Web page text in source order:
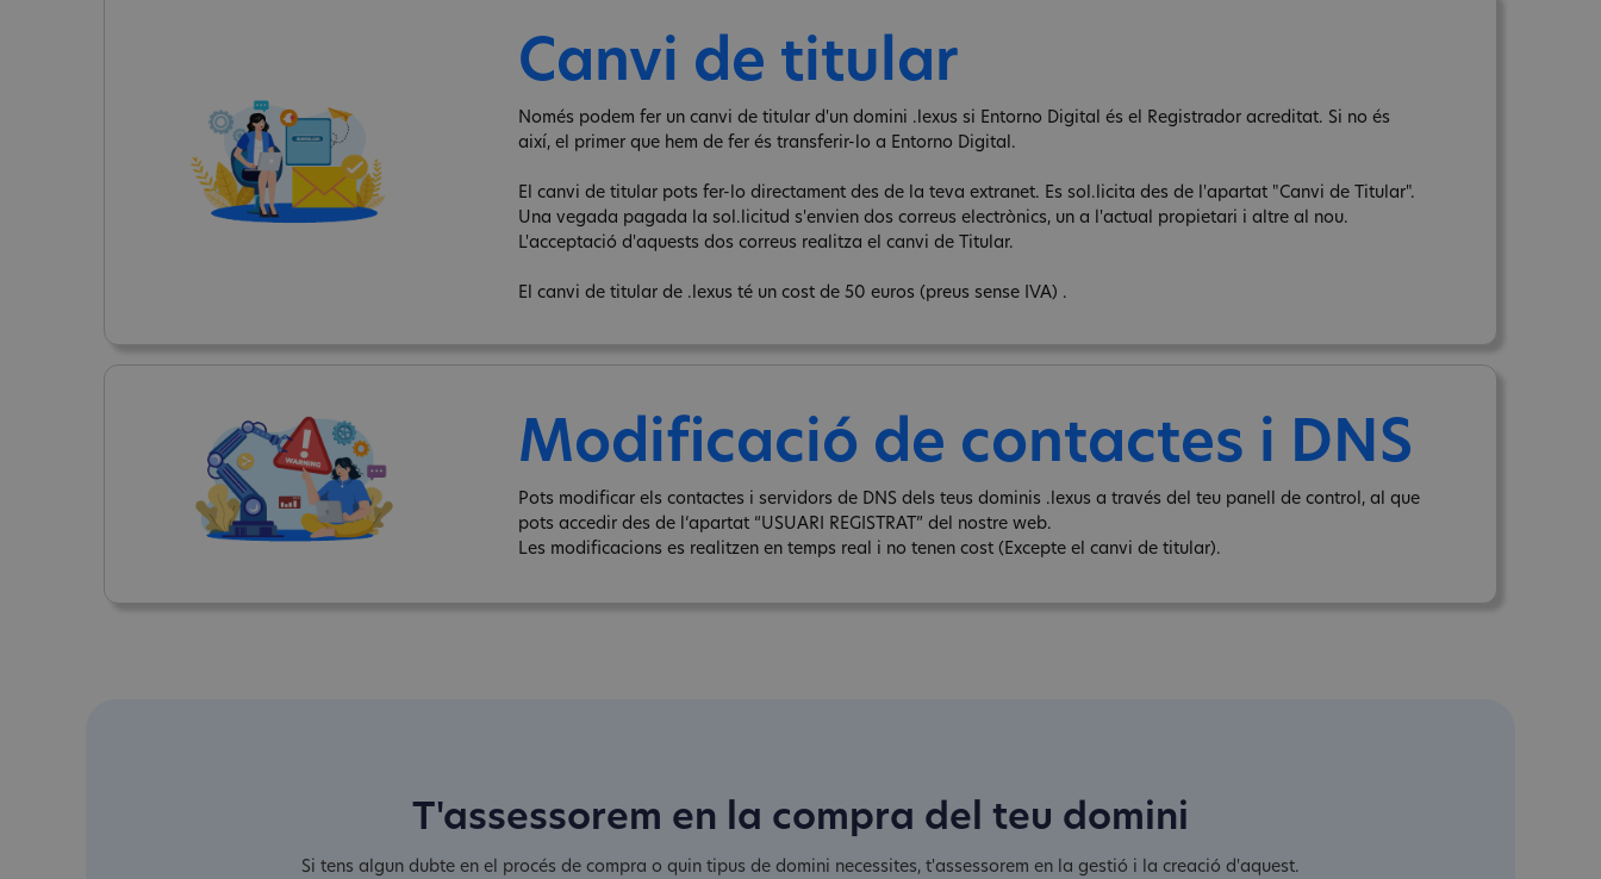
Canvi de titular
Només podem fer un canvi de titular d'un domini .lexus si Entorno Digital és el Registrador acreditat. Si no és
així, el primer que hem de fer és transferir-lo a Entorno Digital.
El canvi de titular pots fer-lo directament des de la teva extranet. Es sol.licita des de l'apartat "Canvi de Titular".
Una vegada pagada la sol.licitud s'envien dos correus electrònics, un a l'actual propietari i altre al nou.
L'acceptació d'aquests dos correus realitza el canvi de Titular.
El canvi de titular de .lexus té un cost de 50 euros (preus sense IVA) .
Modificació de contactes i DNS
Pots modificar els contactes i servidors de DNS dels teus dominis .lexus a través del teu panell de control, al que
pots accedir des de l‘apartat “USUARI REGISTRAT” del nostre web.
Les modificacions es realitzen en temps real i no tenen cost (Excepte el canvi de titular).
T'assessorem en la compra del teu domini
Si tens algun dubte en el procés de compra o quin tipus de domini necessites, t'assessorem en la gestió i la creació d'aquest.